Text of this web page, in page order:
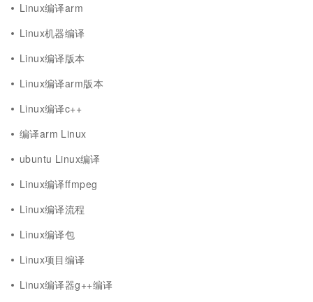
Linux编译arm
Linux机器编译
Linux编译版本
Linux编译arm版本
Linux编译c++
编译arm Linux
ubuntu Linux编译
Linux编译ffmpeg
Linux编译流程
Linux编译包
Linux项目编译
Linux编译器g++编译